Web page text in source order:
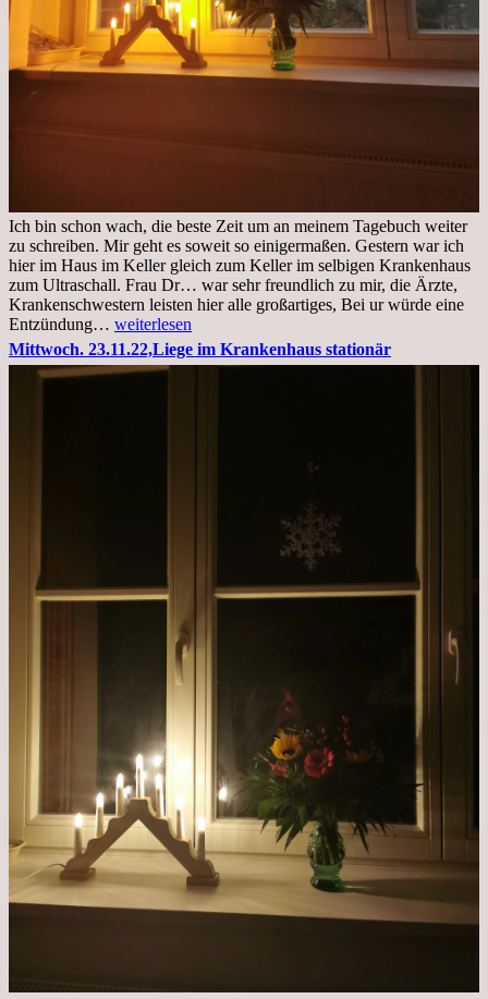
Ich bin schon wach, die beste Zeit um an meinem Tagebuch weiter
zu schreiben. Mir geht es soweit so einigermaßen. Gestern war ich
hier im Haus im Keller gleich zum Keller im selbigen Krankenhaus
zum Ultraschall. Frau Dr… war sehr freundlich zu mir, die Ärzte,
Krankenschwestern leisten hier alle großartiges, Bei ur würde eine
Entzündung… Freitag,
25.11.2022
Kleines
weiterlesen
Mittwoch. 23.11.22,Liege im Krankenhaus stationär